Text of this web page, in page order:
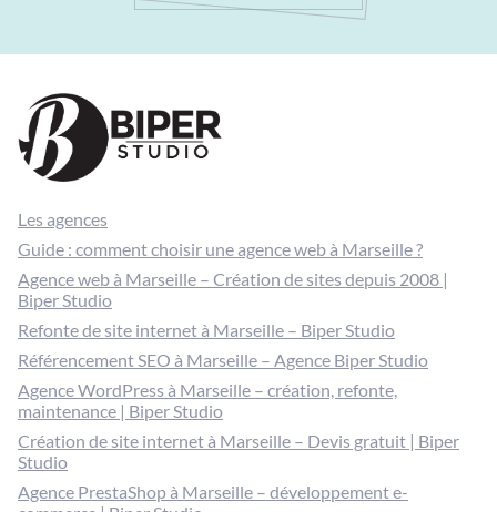
Les agences
Guide : comment choisir une agence web à Marseille ?
Agence web à Marseille – Création de sites depuis 2008 |
Biper Studio
Refonte de site internet à Marseille – Biper Studio
Référencement SEO à Marseille – Agence Biper Studio
Agence WordPress à Marseille – création, refonte,
maintenance | Biper Studio
Création de site internet à Marseille – Devis gratuit | Biper
Studio
Agence PrestaShop à Marseille – développement e-